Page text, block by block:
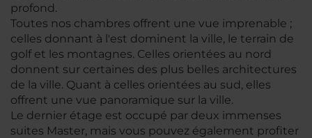
profond.
Toutes nos chambres offrent une vue imprenable ;
celles donnant à l'est dominent la ville, le terrain de
golf et les montagnes. Celles orientées au nord
donnent sur certaines des plus belles architectures
de la ville. Quant à celles orientées au sud, elles
offrent une vue panoramique sur la ville.
Le dernier étage est occupé par deux immenses
suites Master, mais vous pouvez également profiter